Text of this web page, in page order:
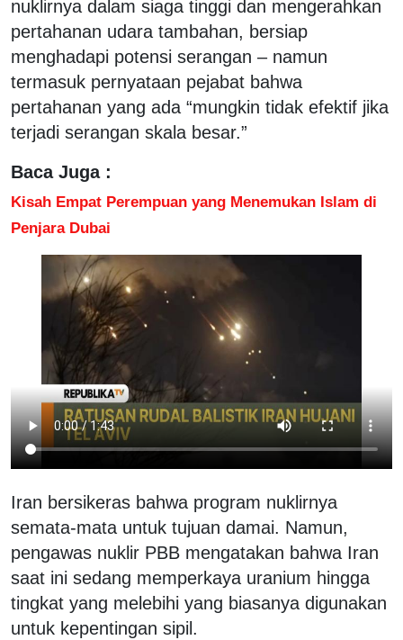
nuklirnya dalam siaga tinggi dan mengerahkan
pertahanan udara tambahan, bersiap
menghadapi potensi serangan – namun
termasuk pernyataan pejabat bahwa
pertahanan yang ada “mungkin tidak efektif jika
terjadi serangan skala besar.”
Baca Juga :
Kisah Empat Perempuan yang Menemukan Islam di
Penjara Dubai
Iran bersikeras bahwa program nuklirnya
semata-mata untuk tujuan damai. Namun,
pengawas nuklir PBB mengatakan bahwa Iran
saat ini sedang memperkaya uranium hingga
tingkat yang melebihi yang biasanya digunakan
untuk kepentingan sipil.